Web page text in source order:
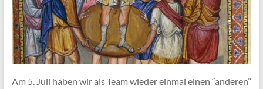
Am 5. Juli haben wir als Team wieder einmal einen “anderen”